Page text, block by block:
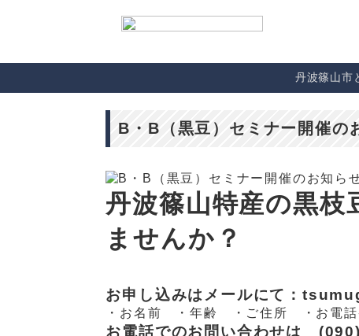
丹波篠山市
B・B（黒豆）セミナー開催の
丹波篠山特産の黒枝
ませんか？
お申し込みはメールにて：
・お名前 ・年齢 ・ご住所 ・お電話
お電話でのお問い合わせは